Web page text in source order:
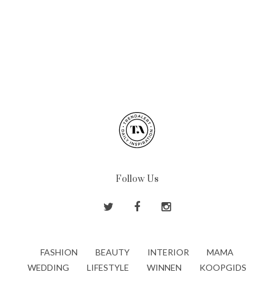
Follow Us
FASHION BEAUTY INTERIOR
MAMA
WEDDING
LIFESTYLE WINNEN KOOPGIDS